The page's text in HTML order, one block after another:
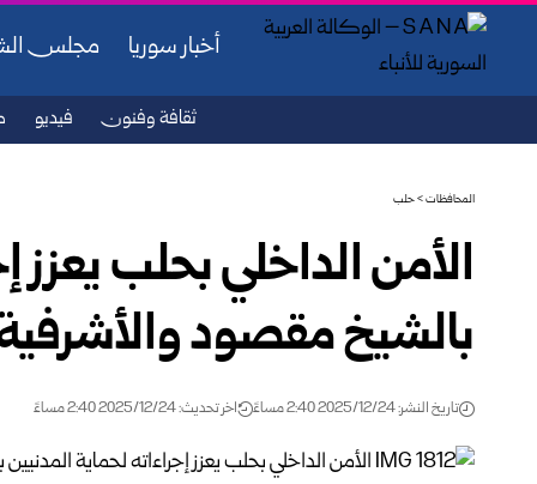
أخبار سوريا مجلس
ثقافة وفنون فيديو
المحافظات>حلب
الأمن الداخلي بحلب يعزز
بالشيخ مقصود
تاريخ النشر: 2025/12/24 2:40 مساءً اخر تحديث: 2025/12/24 2:40 مساءً